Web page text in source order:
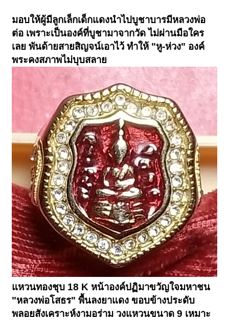
มอบให้ผู้มีลูกเล็กเด็กแดงนำไปบูชาบารมีหลวงพ่อ
ต่อ เพราะเป็นองค์ที่บูชามาจากวัด ไม่ผ่านมือใคร
เลย พันด้ายสายสิญจน์เอาไว้ ทำให้ "หู-ห่วง" องค์
พระคงสภาพไม่บุบสลาย
แหวนทองชุบ 18 K หน้าองค์ปฏิมาขวัญใจมหาชน
"หลวงพ่อโสธร" พื้นลงยาแดง ขอบข้างประดับ
พลอยสังเคราะห์งามอร่าม วงแหวนขนาด 9 เหมาะ